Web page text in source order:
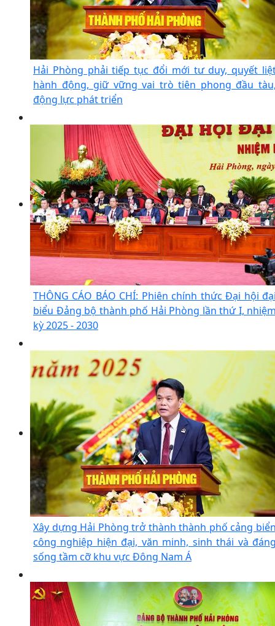
Hải Phòng phải tiếp tục đổi mới tư duy, quyết
hành động, giữ vững vai trò tiên phong đầu
động lực phát triển
THÔNG CÁO BÁO CHÍ: Phiên chính thức Đại hội
biểu Đảng bộ thành phố Hải Phòng lần thứ I,
kỳ 2025 - 2030
Xây dựng Hải Phòng trở thành thành phố cảng
công nghiệp hiện đại, văn minh, sinh thái và
sống tầm cỡ khu vực Đông Nam Á